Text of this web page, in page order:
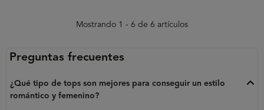
Mostrando 1 - 6 de 6 artículos
Preguntas frecuentes
¿Qué tipo de tops son mejores para conseguir un estilo
romántico y femenino?